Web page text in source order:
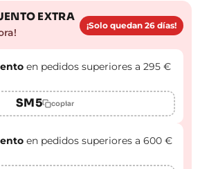
EXTRA
¡Solo quedan 26 días!
en pedidos superiores a 295 €
SM5 copiar
en pedidos superiores a 600 €